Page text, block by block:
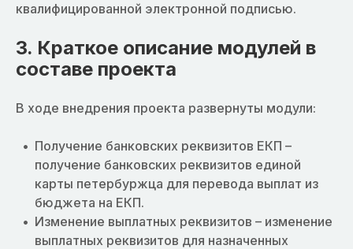
квалифицированной электронной подписью.
3. Краткое описание модулей в
составе проекта
В ходе внедрения проекта развернуты модули:
Получение банковских реквизитов ЕКП –
получение банковских реквизитов единой
карты петербуржца для перевода выплат из
бюджета на ЕКП.
Изменение выплатных реквизитов – изменение
выплатных реквизитов для назначенных